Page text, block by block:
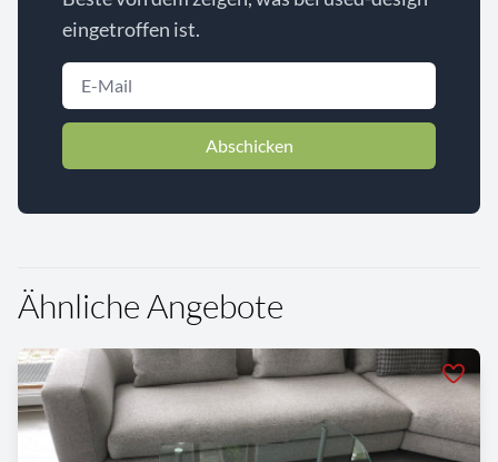
eingetroffen ist.
Abschicken
Ähnliche Angebote